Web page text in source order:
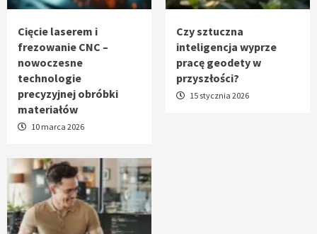
Cięcie laserem i
frezowanie CNC –
nowoczesne
technologie
precyzyjnej obróbki
materiałów
10 marca 2026
Czy sztuczna
inteligencja wyprze
pracę geodety w
przyszłości?
15 stycznia 2026